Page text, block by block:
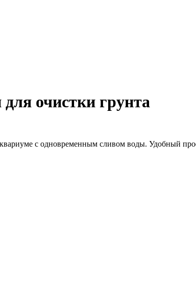
очистки грунта
с одновременным сливом воды. Удобный